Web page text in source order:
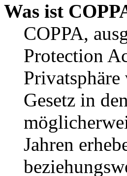
Was ist
COPPA,
Protection
Gesetz in
Jahren